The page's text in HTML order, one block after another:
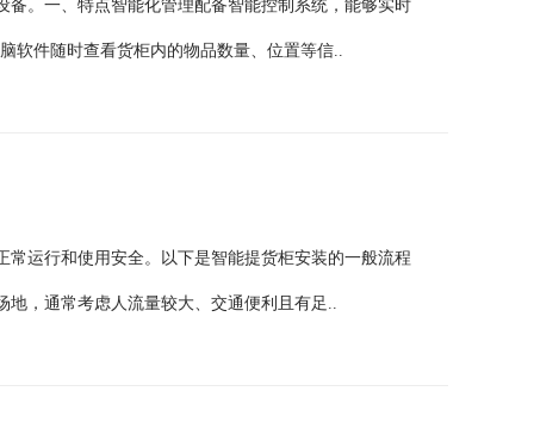
。一、特点智能化管理配备智能控制系统，能够实时
软件随时查看货柜内的物品数量、位置等信..
运行和使用安全。以下是智能提货柜安装的一般流程
，通常考虑人流量较大、交通便利且有足..